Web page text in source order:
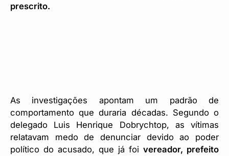
prescrito.
As investigações apontam um padrão de
comportamento que duraria décadas. Segundo o
delegado Luis Henrique Dobrychtop, as vítimas
relatavam medo de denunciar devido ao poder
político do acusado, que já foi vereador, prefeito